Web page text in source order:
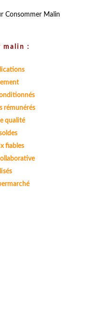
malin :
rémunérés
qualité
fiables